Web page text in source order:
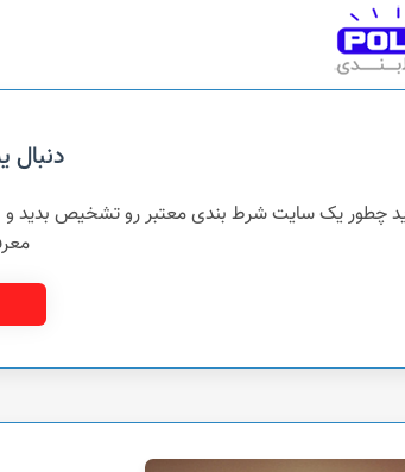
چطور یک سایت شرط بندی معتبر رو تشخیص